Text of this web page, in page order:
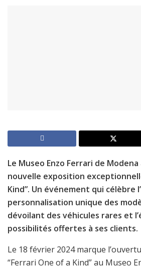
Le Museo Enzo Ferrari de
nouvelle exposition
Kind”. Un événement qui célèbre
personnalisation unique des
dévoilant des véhicules rares et
possibilités offertes à ses clients.
Le 18 février 2024 marque
“Ferrari One of a Kind” au Museo